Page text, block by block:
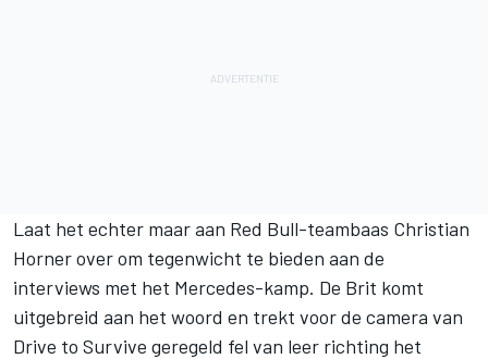
Laat het echter maar aan Red Bull-teambaas Christian
Horner over om tegenwicht te bieden aan de
interviews met het Mercedes-kamp. De Brit komt
uitgebreid aan het woord en trekt voor de camera van
Drive to Survive geregeld fel van leer richting het